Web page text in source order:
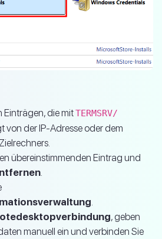
Einträgen, die mitTERMSRV/
von der IP-Adresse oder dem
übereinstimmenden Eintrag und
, geben
manuell ein und verbinden Sie